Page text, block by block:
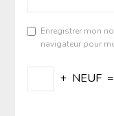
Enregistrer mon
navigateur pour
+ NEUF =